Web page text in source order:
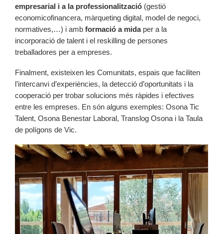
empresarial i a la professionalització (gestió
economicofinancera, màrqueting digital, model de negoci,
normatives,…) i amb formació a mida per a la
incorporació de talent i el reskilling de persones
treballadores per a empreses.
Finalment, existeixen les Comunitats, espais que faciliten
l’intercanvi d’experiències, la detecció d’oportunitats i la
cooperació per trobar solucions més ràpides i efectives
entre les empreses. En són alguns exemples: Osona Tic
Talent, Osona Benestar Laboral, Translog Osona i la Taula
de polígons de Vic.